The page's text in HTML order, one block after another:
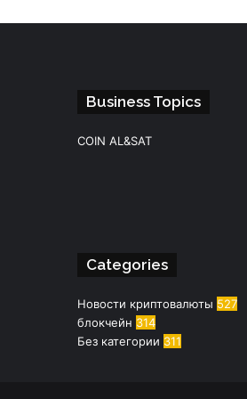
Business Topics
COIN AL&SAT
Categories
Новости криптовалюты 527
блокчейн 314
Без категории 311